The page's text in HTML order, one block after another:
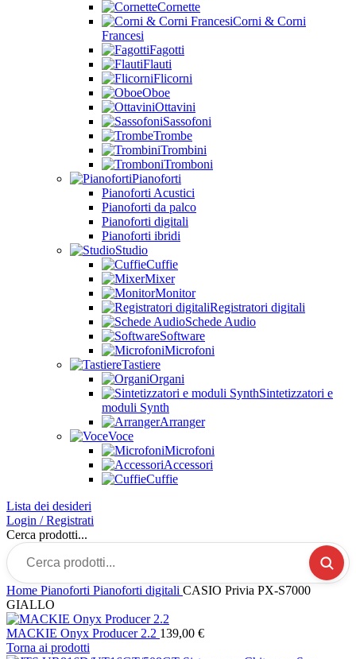
Cornette
Corni & Corni
Francesi
Fagotti
Flauti
Flicorni
Oboe
Ottavini
Sassofoni
Trombe
Trombini
Tromboni
Pianoforti
Pianoforti Acustici
Pianoforti da palco
Pianoforti digitali
Pianoforti ibridi
Studio
Cuffie
Mixer
Monitor
Registratori digitali
Schede Audio
Software
Microfoni
Tastiere
Organi
Sintetizzatori e
moduli Synth
Arranger
Voce
Microfoni
Accessori
Cuffie
Lista dei desideri
Login / Registrati
Cerca prodotti...
Home Pianoforti Pianoforti digitali CASIO Privia PX-S7000
GIALLO
MACKIE Onyx Producer 2.2 139,00 €
Torna ai prodotti